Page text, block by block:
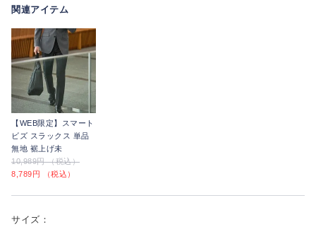
関連アイテム
【WEB限定】スマート
ビズ スラックス 単品
無地 裾上げ未
10,989円 （税込）
8,789円 （税込）
サイズ：